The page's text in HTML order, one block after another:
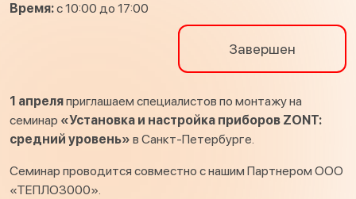
Время:с 10:00 до 17:00
Завершен
1 апреляприглашаем специалистов по монтажу на
семинар «Установка и настройка приборов ZONT:
средний уровень» в Санкт-Петербурге.
Семинар проводится совместно с нашим Партнером ООО
«ТЕПЛО3000».